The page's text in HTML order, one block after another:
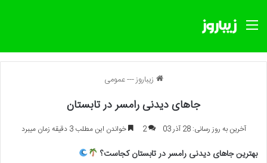
منو
زیباروز---عمومی
جاهای دیدنی رامسر در تابستان
آخرین به روز رسانی: 28 آذر 03 2 خواندن این مطلب 3 دقیقه زمان میبرد
بهترین جاهای دیدنی رامسر در تابستان کجاست؟